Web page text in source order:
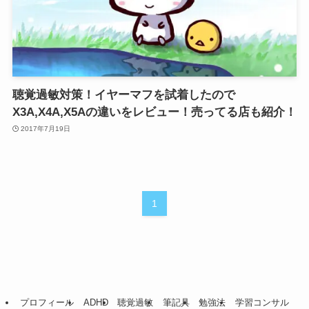
聴覚過敏対策！イヤーマフを試着したので
X3A,X4A,X5Aの違いをレビュー！売ってる店も紹介！
2017年7月19日
1
プロフィール ADHD 聴覚過敏 筆記具 勉強法 学習コンサル